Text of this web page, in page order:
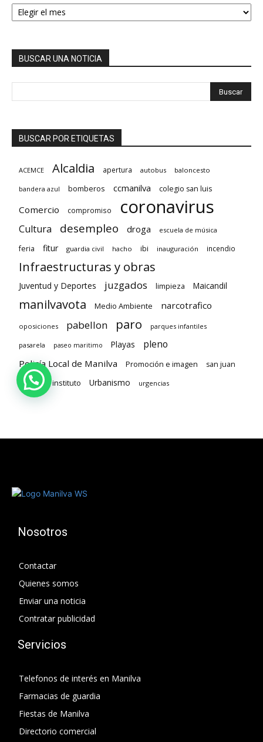
BUSCAR UNA NOTICIA
BUSCAR POR ETIQUETAS
ACEMCE Alcaldia apertura autobus baloncesto
bandera azul bomberos ccmanilva colegio san luis
Comercio compromiso coronavirus
Cultura desempleo droga escuela de música
feria fitur guardia civil hacho ibi inauguración incendio
Infraestructuras y obras
Juventud y Deportes juzgados limpieza Maicandil
manilvavota Medio Ambiente narcotrafico
oposiciones pabellon paro parques infantiles
pasarela paseo maritimo Playas pleno
Policía Local de Manilva Promoción e imagen san juan
segundo instituto Urbanismo urgencias
Nosotros
Contactar
Quienes somos
Enviar una noticia
Contratar publicidad
Servicios
Telefonos de interés en Manilva
Farmacias de guardia
Fiestas de Manilva
Directorio comercial